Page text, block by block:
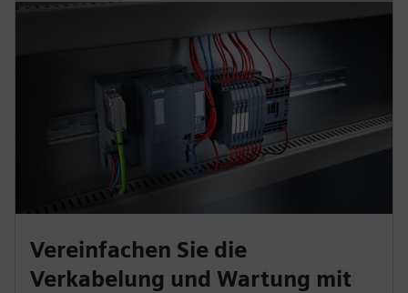
Vereinfachen Sie die
Verkabelung und Wartung mit